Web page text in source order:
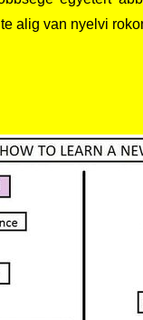
alig van nyelvi